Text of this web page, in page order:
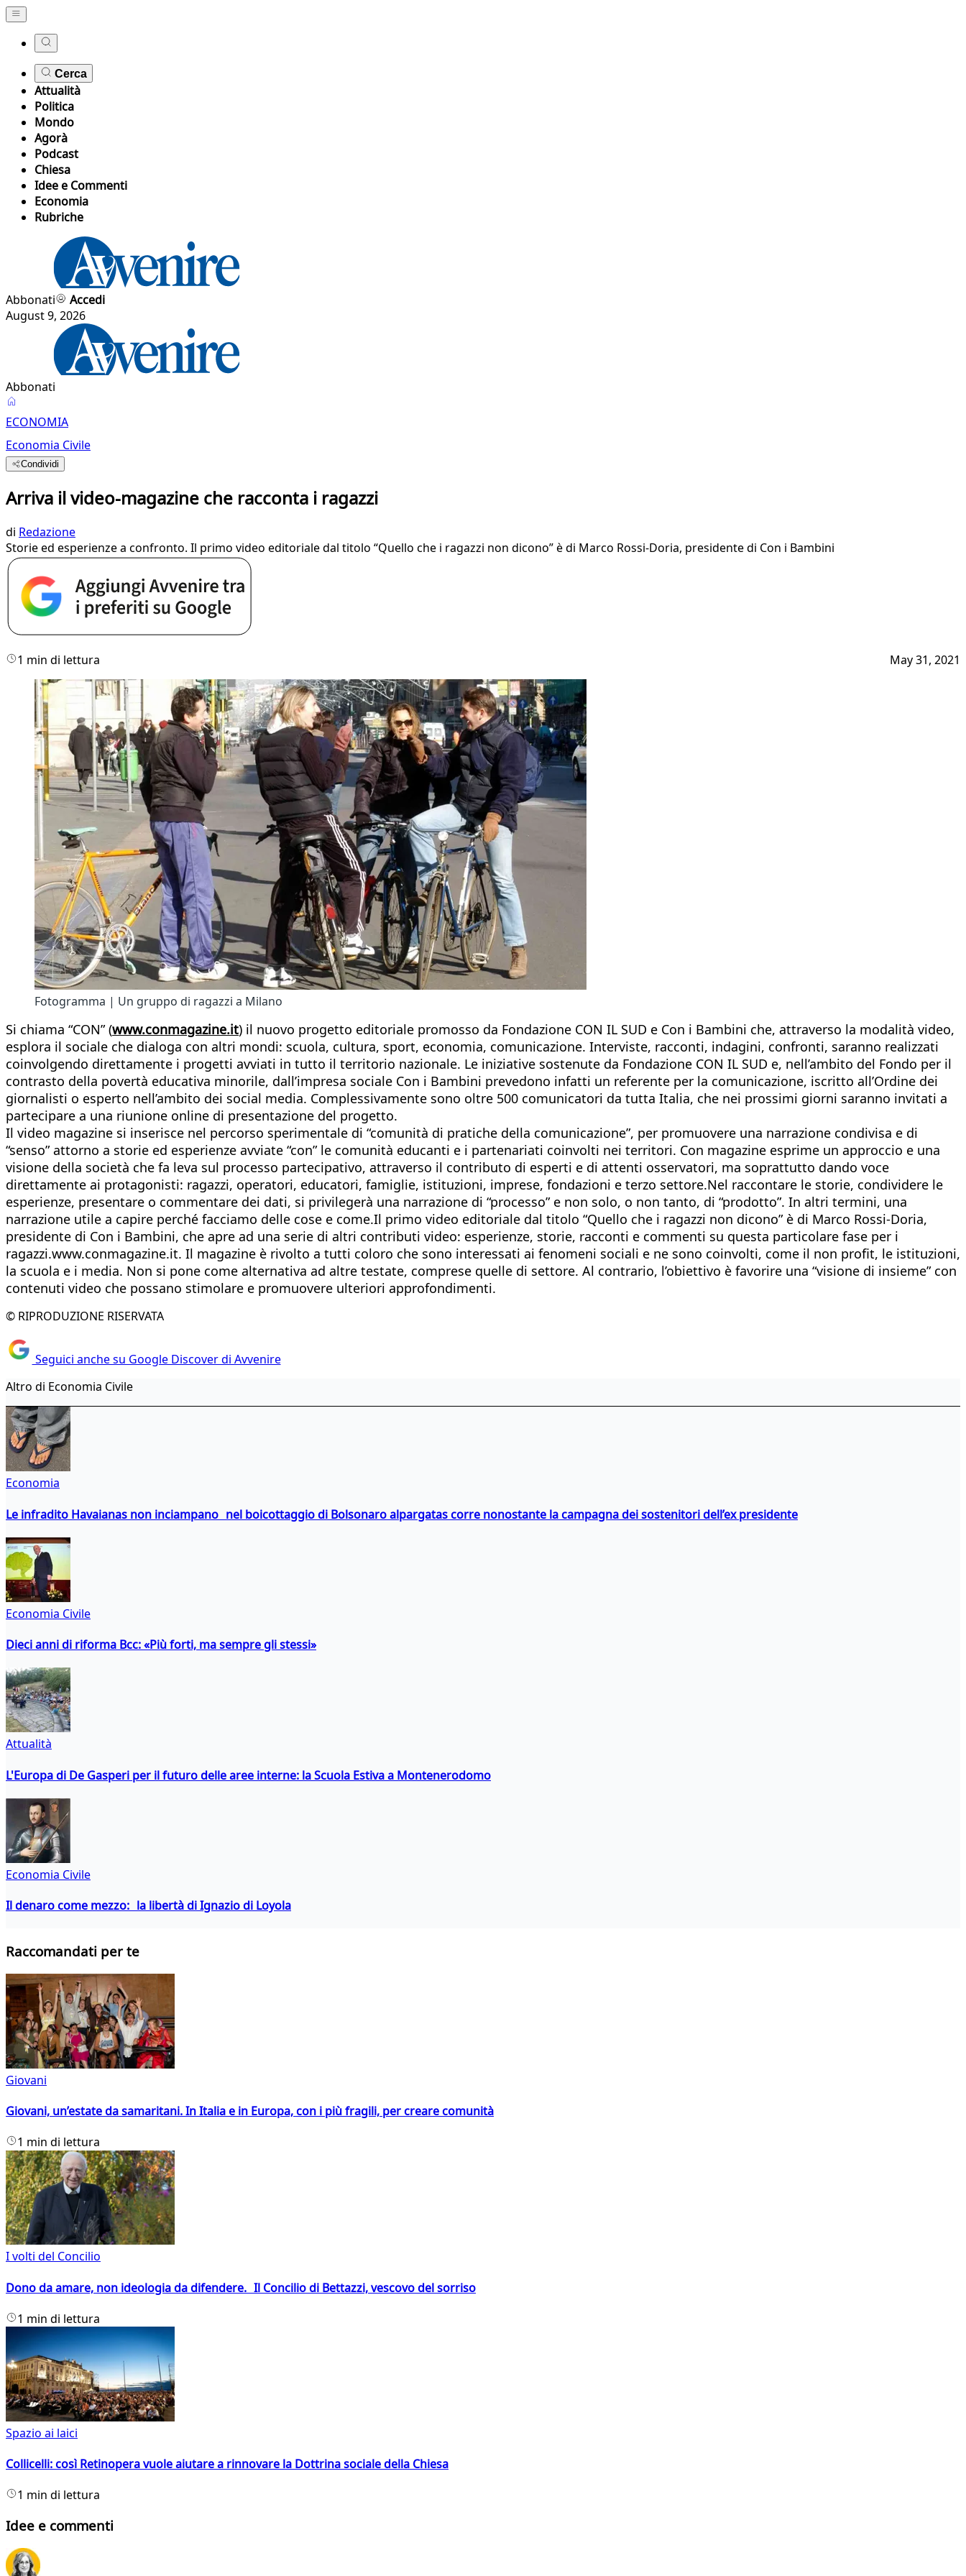
Cerca
Attualità
Politica
Mondo
Agorà
Podcast
Chiesa
Idee e Commenti
Economia
Rubriche
Abbonati
Accedi
August 9, 2026
Abbonati
ECONOMIA
Economia Civile
Condividi
Arriva il video-magazine che racconta i ragazzi
di Redazione
Storie ed esperienze a confronto. Il primo video editoriale dal titolo “Quello che i ragazzi non dicono” è di Marco Rossi-Doria, presidente di Con i Bambini
1 min di lettura May 31, 2021
Fotogramma | Un gruppo di ragazzi a Milano
Si chiama “CON” (www.conmagazine.it) il nuovo progetto editoriale promosso da Fondazione CON IL SUD e Con i Bambini che, attraverso la modalità video,
esplora il sociale che dialoga con altri mondi: scuola, cultura, sport, economia, comunicazione. Interviste, racconti, indagini, confronti, saranno realizzati
coinvolgendo direttamente i progetti avviati in tutto il territorio nazionale. Le iniziative sostenute da Fondazione CON IL SUD e, nell’ambito del Fondo per il
contrasto della povertà educativa minorile, dall’impresa sociale Con i Bambini prevedono infatti un referente per la comunicazione, iscritto all’Ordine dei
giornalisti o esperto nell’ambito dei social media. Complessivamente sono oltre 500 comunicatori da tutta Italia, che nei prossimi giorni saranno invitati a
partecipare a una riunione online di presentazione del progetto.
Il video magazine si inserisce nel percorso sperimentale di “comunità di pratiche della comunicazione”, per promuovere una narrazione condivisa e di
“senso” attorno a storie ed esperienze avviate “con” le comunità educanti e i partenariati coinvolti nei territori. Con magazine esprime un approccio e una
visione della società che fa leva sul processo partecipativo, attraverso il contributo di esperti e di attenti osservatori, ma soprattutto dando voce
direttamente ai protagonisti: ragazzi, operatori, educatori, famiglie, istituzioni, imprese, fondazioni e terzo settore.Nel raccontare le storie, condividere le
esperienze, presentare o commentare dei dati, si privilegerà una narrazione di “processo” e non solo, o non tanto, di “prodotto”. In altri termini, una
narrazione utile a capire perché facciamo delle cose e come.Il primo video editoriale dal titolo “Quello che i ragazzi non dicono” è di Marco Rossi-Doria,
presidente di Con i Bambini, che apre ad una serie di altri contributi video: esperienze, storie, racconti e commenti su questa particolare fase per i
ragazzi.www.conmagazine.it. Il magazine è rivolto a tutti coloro che sono interessati ai fenomeni sociali e ne sono coinvolti, come il non profit, le istituzioni,
la scuola e i media. Non si pone come alternativa ad altre testate, comprese quelle di settore. Al contrario, l’obiettivo è favorire una “visione di insieme” con
contenuti video che possano stimolare e promuovere ulteriori approfondimenti.
© RIPRODUZIONE RISERVATA
Seguici anche su Google Discover di Avvenire
Altro di Economia Civile
Economia
Le infradito Havaianas non inciampano nel boicottaggio di Bolsonaro alpargatas corre nonostante la campagna dei sostenitori dell’ex presidente
Economia Civile
Dieci anni di riforma Bcc: «Più forti, ma sempre gli stessi»
Attualità
L'Europa di De Gasperi per il futuro delle aree interne: la Scuola Estiva a Montenerodomo
Economia Civile
Il denaro come mezzo: la libertà di Ignazio di Loyola
Raccomandati per te
Giovani
Giovani, un’estate da samaritani. In Italia e in Europa, con i più fragili, per creare comunità
1 min di lettura
I volti del Concilio
Dono da amare, non ideologia da difendere. Il Concilio di Bettazzi, vescovo del sorriso
1 min di lettura
Spazio ai laici
Collicelli: così Retinopera vuole aiutare a rinnovare la Dottrina sociale della Chiesa
1 min di lettura
Idee e commenti